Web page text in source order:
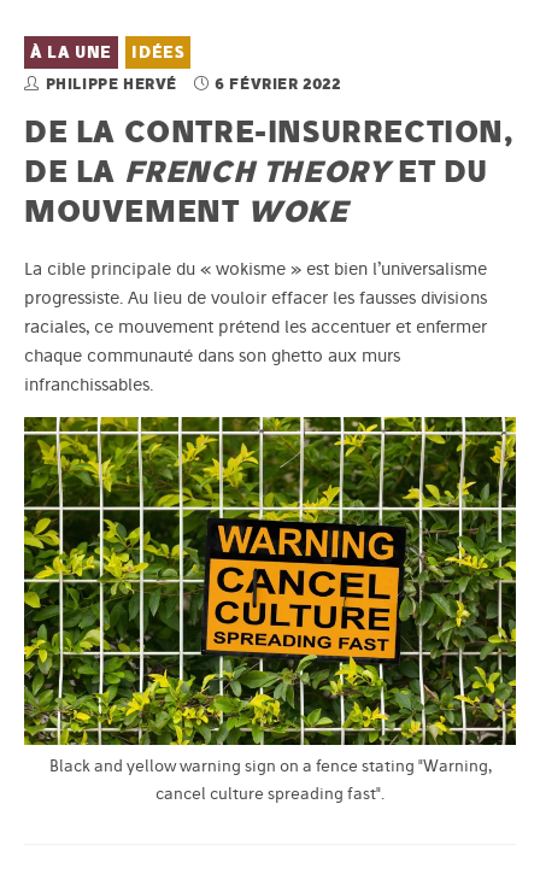
À LA UNE IDÉES
PHILIPPE HERVÉ 6 FÉVRIER 2022
DE LA CONTRE-INSURRECTION,
DE LA FRENCH THEORYET DU
MOUVEMENT WOKE
La cible principale du « wokisme » est bien l’universalisme
progressiste. Au lieu de vouloir effacer les fausses divisions
raciales, ce mouvement prétend les accentuer et enfermer
chaque communauté dans son ghetto aux murs
infranchissables.
Black and yellow warning sign on a fence stating "Warning,
cancel culture spreading fast".